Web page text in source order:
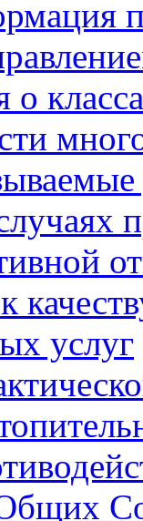
услуг